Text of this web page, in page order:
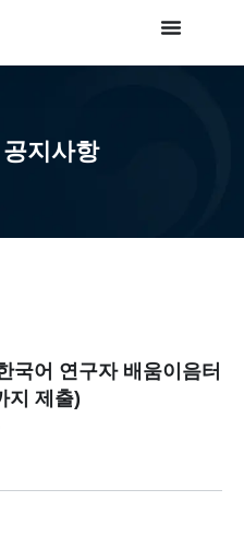
지사항
국어 연구자 배움이음터
지 제출)